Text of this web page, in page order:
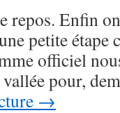
repos. Enfin
petite étape
officiel
pour,
→